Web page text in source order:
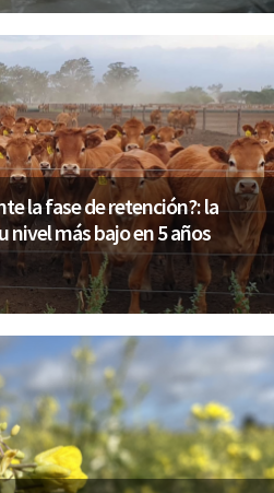
la fase de retención?: la
nivel más bajo en 5 años